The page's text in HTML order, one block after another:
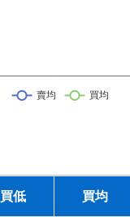
買低 買均